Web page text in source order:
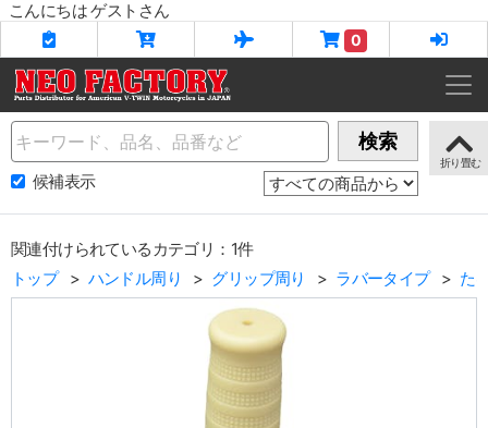
こんにちは ゲストさん
0
Name 検索
候補表示
関連付けられているカテゴリ：1件
トップ
ハンドル周り グリップ周り ラバータイプ た